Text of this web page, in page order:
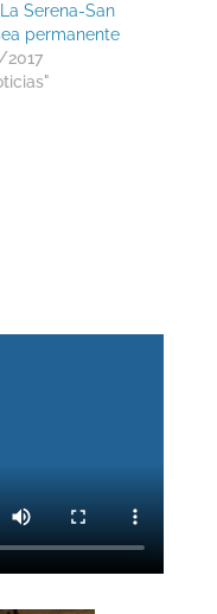
Serena-San
permanente